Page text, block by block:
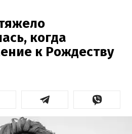
когда
к Рождеству